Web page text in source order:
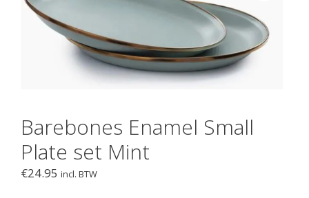
Barebones Enamel Small
Plate set Mint
€24.95 incl. BTW